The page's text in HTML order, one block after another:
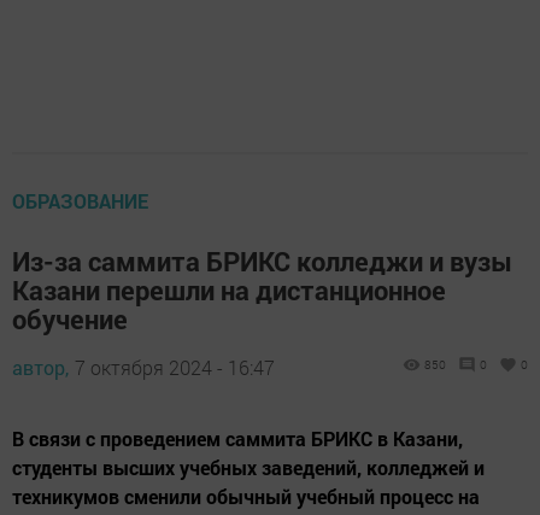
ОБРАЗОВАНИЕ
Из-за саммита БРИКС колледжи и вузы
Казани перешли на дистанционное
обучение
автор, 7 октября 2024 - 16:47 850 0 0
В связи с проведением саммита БРИКС в Казани,
студенты высших учебных заведений, колледжей и
техникумов сменили обычный учебный процесс на